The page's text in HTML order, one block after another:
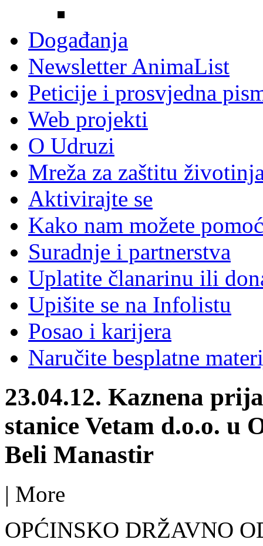
Događanja
Newsletter AnimaList
Peticije i prosvjedna
Web projekti
O Udruzi
Mreža za zaštitu
Aktivirajte se
Kako nam možete
Suradnje i partnerstva
Uplatite članarinu ili
Upišite se na Infolistu
Posao i karijera
Naručite besplatne
23.04.12. Kaznena
stanice Vetam d.o.o. u
Beli Manastir
| More
OPĆINSKO DRŽAVNO